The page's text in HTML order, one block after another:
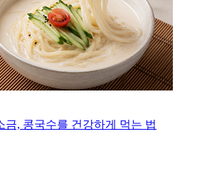
금, 콩국수를 건강하게 먹는 법